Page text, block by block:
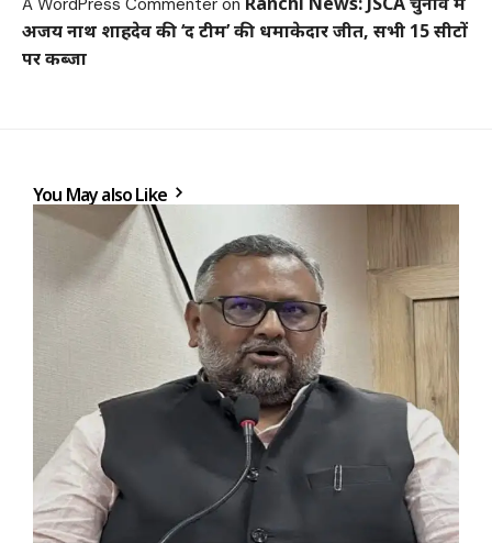
अजय नाथ शाहदेव की ‘द टीम’ की धमाकेदार जीत, सभी 15 सीटों
पर कब्जा
You May also Like